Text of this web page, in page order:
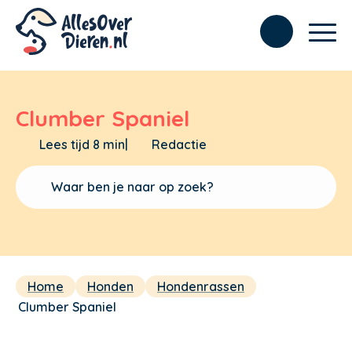
Clumber Spaniel
Lees tijd 8 min| Redactie
Home Honden
Hondenrassen
Clumber Spaniel